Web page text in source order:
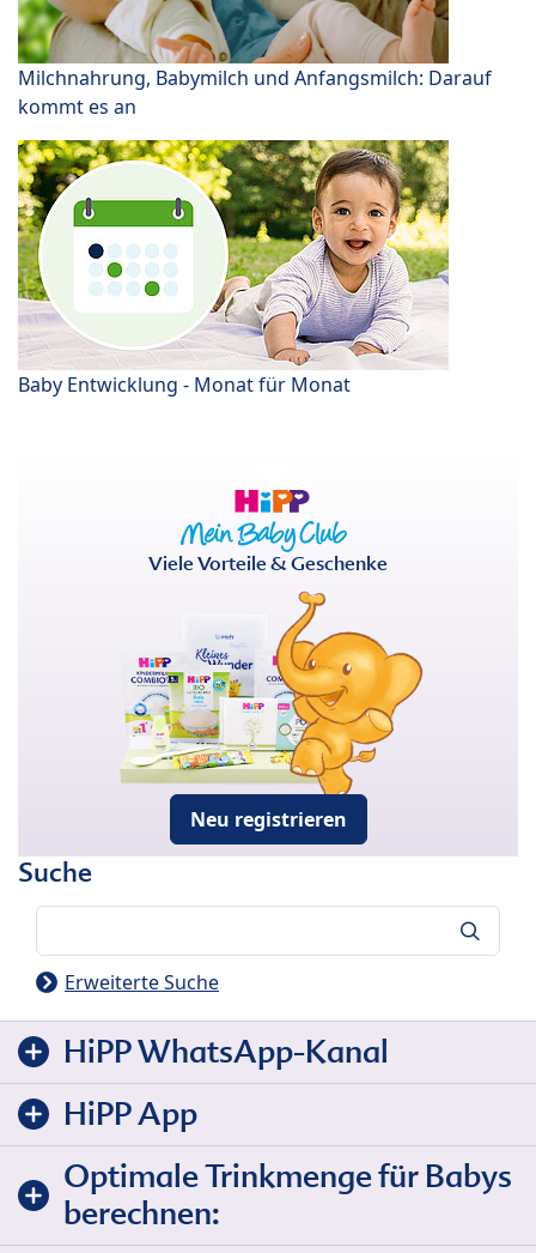
Milchnahrung, Babymilch und Anfangsmilch: Darauf
kommt es an
Baby Entwicklung - Monat für Monat
Viele Vorteile & Geschenke
Neu registrieren
Suche
Erweiterte Suche
HiPP WhatsApp-Kanal
HiPP App
Optimale Trinkmenge für Babys
berechnen: